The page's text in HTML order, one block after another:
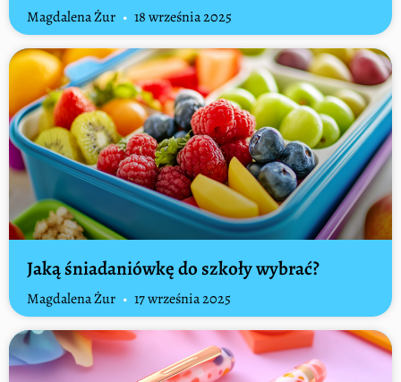
Magdalena Żur 18 września 2025
Jaką śniadaniówkę do szkoły wybrać?
Magdalena Żur 17 września 2025